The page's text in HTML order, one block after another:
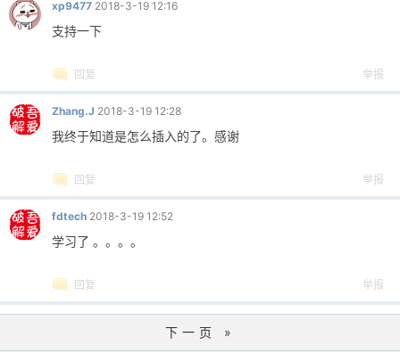
xp9477 2018-3-19 12:16
支持一下
回复 举报
Zhang.J 2018-3-19 12:28
我终于知道是怎么插入的了。感谢
回复 举报
fdtech 2018-3-19 12:52
学习了 。。。。
回复 举报
下一页 »